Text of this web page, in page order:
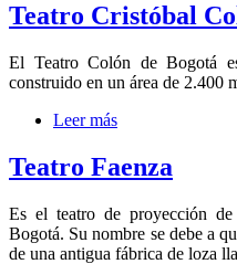
Teatro Cristóbal
El Teatro Colón de Bogotá
construido en un área de 2.400
Leer más
Teatro Faenza
Es el teatro de proyección
Bogotá. Su nombre se debe a
de una antigua fábrica de loza